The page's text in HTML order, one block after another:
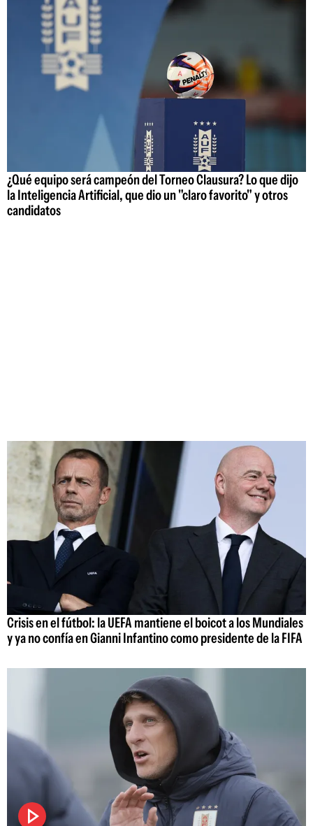
¿Qué equipo será campeón del Torneo Clausura? Lo que dijo
la Inteligencia Artificial, que dio un "claro favorito" y otros
candidatos
Crisis en el fútbol: la UEFA mantiene el boicot a los Mundiales
y ya no confía en Gianni Infantino como presidente de la FIFA